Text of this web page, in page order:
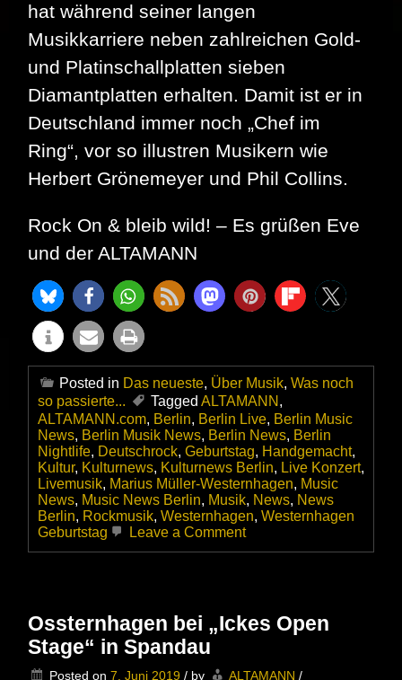
hat während seiner langen
Musikkarriere neben zahlreichen Gold-
und Platinschallplatten sieben
Diamantplatten erhalten. Damit ist er in
Deutschland immer noch „Chef im
Ring“, vor so illustren Musikern wie
Herbert Grönemeyer und Phil Collins.
Rock On & bleib wild! – Es grüßen Eve
und der ALTAMANN
Posted in Das neueste, Über Musik, Was noch
so passierte...
Tagged ALTAMANN ,
ALTAMANN.com, Berlin, Berlin Live, Berlin Music
News, Berlin Musik News, Berlin News, Berlin
Nightlife, Deutschrock, Geburtstag, Handgemacht,
Kultur, Kulturnews, Kulturnews Berlin, Live Konzert,
Livemusik, Marius Müller-Westernhagen, Music
News, Music News Berlin, Musik, News, News
Berlin, Rockmusik, Westernhagen, Westernhagen
Geburtstag
Leave a Commenton
–
Ossternhagen bei „Ickes Open
Stage“ in Spandau
Posted on 7. Juni 2019 / by ALTAMANN /